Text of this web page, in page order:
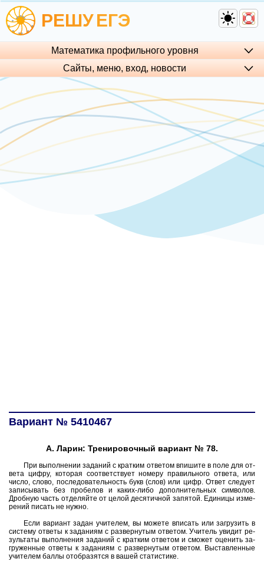
РЕШУЕГЭ
Математика профильного уровня
Сайты, меню, вход, но­во­сти
Вариант № 5410467
А. Ларин: Тренировочный вариант № 78.
При вы­пол­не­нии за­да­ний с крат­ким от­ве­том впи­ши­те в поле для от­
ве­та цифру, ко­то­рая со­от­вет­ству­ет но­ме­ру пра­виль­но­го от­ве­та, или
число, слово, по­сле­до­ва­тель­ность букв (слов) или цифр. Ответ сле­ду­ет
за­пи­сы­вать без про­бе­лов и каких-либо до­пол­ни­тель­ных сим­во­лов.
Дроб­ную часть от­де­ляй­те от целой де­ся­тич­ной за­пя­той. Еди­ни­цы из­ме­
ре­ний пи­сать не нужно.
Если ва­ри­ант задан учи­те­лем, вы мо­же­те впи­сать или за­гру­зить в
си­сте­му от­ве­ты к за­да­ни­ям с раз­вер­ну­тым от­ве­том. Учи­тель уви­дит ре­
зуль­та­ты вы­пол­не­ния за­да­ний с крат­ким от­ве­том и смо­жет оце­нить за­
гру­жен­ные от­ве­ты к за­да­ни­ям с раз­вер­ну­тым от­ве­том. Вы­став­лен­ные
учи­те­лем баллы отоб­ра­зят­ся в вашей ста­ти­сти­ке.